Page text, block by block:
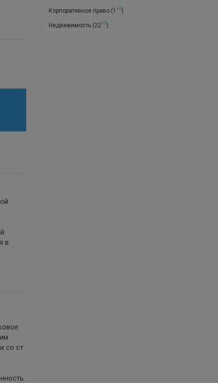
в
со ст.
Корпоративное право(1 +0)
Недвижимость(22+0)